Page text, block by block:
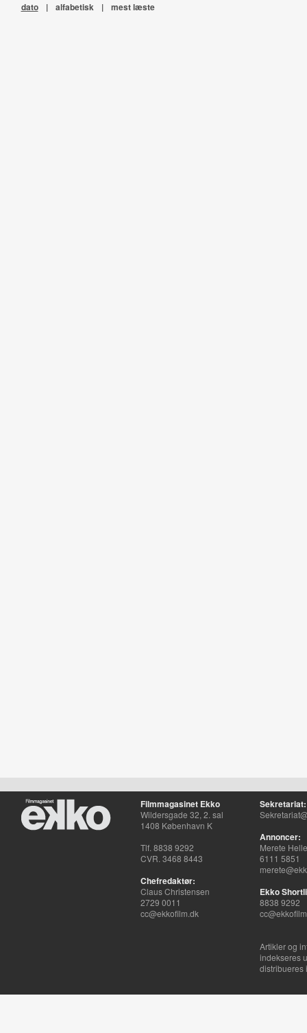
dato | alfabetisk | mest læste
Filmmagasinet Ekko
Wildersgade 32, 2. sal
1408 København K
Tlf. 8838 9292
CVR. 3468 8443
Chefredaktør:
Claus Christensen
2729 0011
cc@ekkofilm.dk
Sekretariat:
Annoncer:
Merete
6111 5851
Ekko
8838 9292
Artikler og
indekseres
distribueres